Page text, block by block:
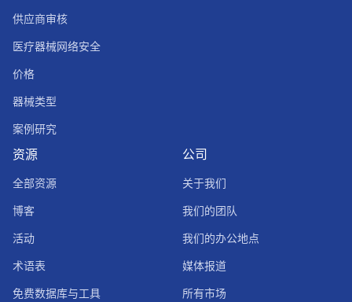
供应商审核
医疗器械网络安全
价格
器械类型
案例研究
资源
全部资源
博客
活动
术语表
免费数据库与工具
公司
关于我们
我们的团队
我们的办公地点
媒体报道
所有市场